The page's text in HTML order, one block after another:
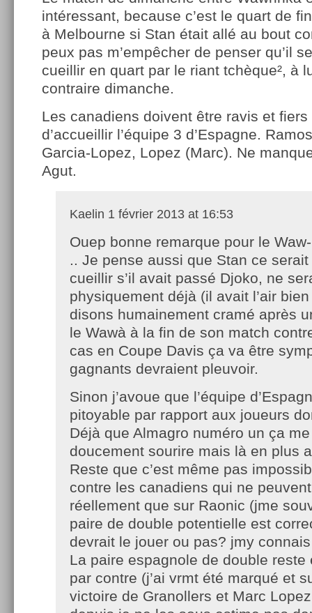
intéressant, because c’est le quart de
à Melbourne si Stan était allé au bout
peux pas m’empêcher de penser qu’il
cueillir en quart par le riant tchèque², à
contraire dimanche.
Les canadiens doivent être ravis et fiers
d’accueillir l’équipe 3 d’Espagne.
Garcia-Lopez, Lopez (Marc). Ne
Agut.
Kaelin 1 février 2013 at 16:53
Ouep bonne remarque pour le
.. Je pense aussi que Stan ce
cueillir s’il avait passé Djoko, ne
physiquement déjà (il avait l’air
disons humainement cramé après
le Wawà à la fin de son match
cas en Coupe Davis ça va être
gagnants devraient pleuvoir.
Sinon j’avoue que l’équipe
pitoyable par rapport aux joueurs
Déjà que Almagro numéro un ça
doucement sourire mais là en plus
Reste que c’est même pas
contre les canadiens qui ne
réellement que sur Raonic (jme
paire de double potentielle est
devrait le jouer ou pas? jmy
La paire espagnole de double reste
par contre (j’ai vrmt été marqué et
victoire de Granollers et Marc